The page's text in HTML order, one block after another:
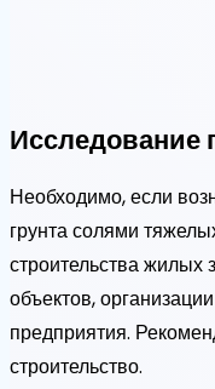
Исследование
Необходимо, если
грунта солями
строительства жилых
объектов,
предприятия.
строительство.